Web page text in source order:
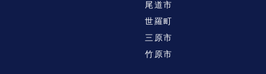
尾道市
世羅町
三原市
竹原市